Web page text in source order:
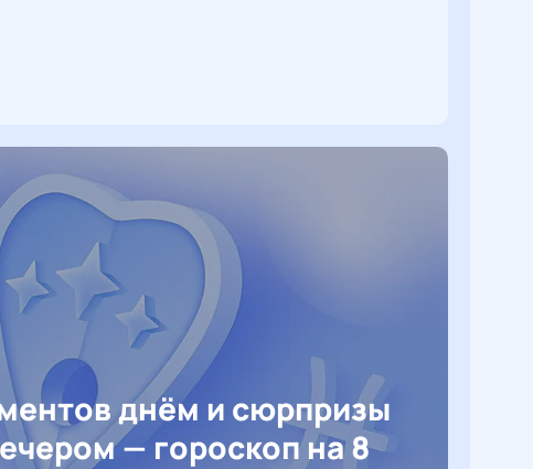
днём и сюрпризы
— гороскоп на 8